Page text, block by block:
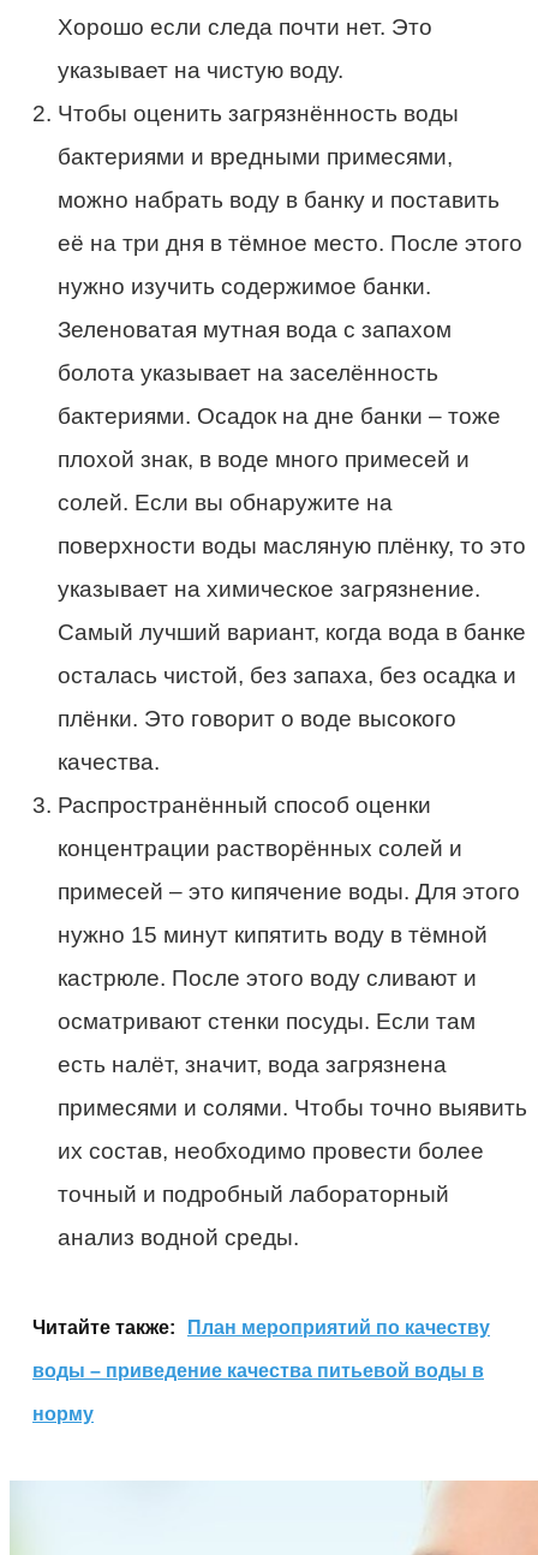
Хорошо если следа почти нет. Это
указывает на чистую воду.
Чтобы оценить загрязнённость воды
бактериями и вредными примесями,
можно набрать воду в банку и поставить
её на три дня в тёмное место. После этого
нужно изучить содержимое банки.
Зеленоватая мутная вода с запахом
болота указывает на заселённость
бактериями. Осадок на дне банки – тоже
плохой знак, в воде много примесей и
солей. Если вы обнаружите на
поверхности воды масляную плёнку, то это
указывает на химическое загрязнение.
Самый лучший вариант, когда вода в банке
осталась чистой, без запаха, без осадка и
плёнки. Это говорит о воде высокого
качества.
Распространённый способ оценки
концентрации растворённых солей и
примесей – это кипячение воды. Для этого
нужно 15 минут кипятить воду в тёмной
кастрюле. После этого воду сливают и
осматривают стенки посуды. Если там
есть налёт, значит, вода загрязнена
примесями и солями. Чтобы точно выявить
их состав, необходимо провести более
точный и подробный лабораторный
анализ водной среды.
Читайте также: План мероприятий по качеству
воды – приведение качества питьевой воды в
норму